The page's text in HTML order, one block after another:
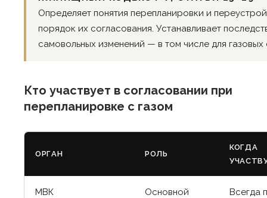
Определяет понятия перепланировки и
порядок их согласования. Устанавливает
самовольных изменений — в том числе для газовых
Кто участвует в согласовании при
перепланировке с газом
ОРГАН РОЛЬ
КОГДА
МВК
Основной
Всегда